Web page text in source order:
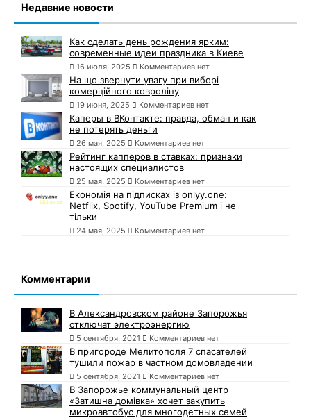
Недавние новости
Как сделать день рождения ярким:
современные идеи праздника в Киеве
16 июля, 2025 Комментариев нет
На що звернути увагу при виборі
комерційного ковроліну
19 июня, 2025 Комментариев нет
Каперы в ВКонтакте: правда, обман и как
не потерять деньги
26 мая, 2025 Комментариев нет
Рейтинг капперов в ставках: признаки
настоящих специалистов
25 мая, 2025 Комментариев нет
Економія на підписках із onlyy.one:
Netflix, Spotify, YouTube Premium і не
тільки
24 мая, 2025 Комментариев нет
Комментарии
В Александровском районе Запорожья
отключат электроэнергию
5 сентября, 2021 Комментариев нет
В пригороде Мелитополя 7 спасателей
тушили пожар в частном домовладении
5 сентября, 2021 Комментариев нет
В Запорожье коммунальный центр
«Затишна домівка» хочет закупить
микроавтобус для многодетных семей